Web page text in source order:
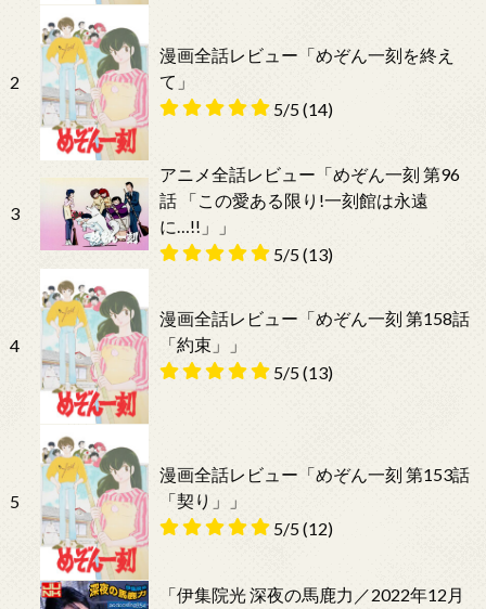
2
漫画全話レビュー「めぞん一刻を終え
て」
5/5(14)
3
アニメ全話レビュー「めぞん一刻 第96
話 「この愛ある限り!一刻館は永遠
に…!!」」
5/5(13)
4
漫画全話レビュー「めぞん一刻 第158話
「約束」」
5/5(13)
5
漫画全話レビュー「めぞん一刻 第153話
「契り」」
5/5(12)
「伊集院光 深夜の馬鹿力／2022年12月